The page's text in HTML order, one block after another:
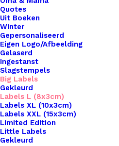
Quotes
Uit Boeken
Winter
Gepersonaliseerd
Eigen Logo/Afbeelding
Gelaserd
Ingestanst
Slagstempels
Big Labels
Gekleurd
Labels L (8x3cm)
Labels XL (10x3cm)
Labels XXL (15x3cm)
Limited Edition
Little Labels
Gekleurd
Home
Leren Labels
Big Label Met Print En